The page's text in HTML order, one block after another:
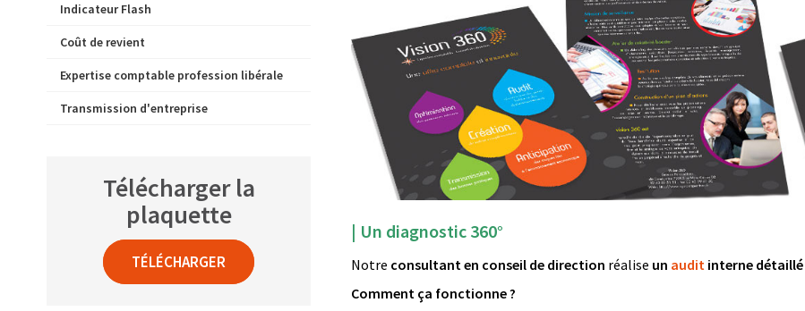
| Un diagnostic 360°
Notre consultant en conseil de direction réalise un audit interne détaillé
Comment ça fonctionne ?
Indicateur Flash
Coût de revient
Expertise comptable profession libérale
Transmission d'entreprise
Télécharger la
plaquette
TÉLÉCHARGER